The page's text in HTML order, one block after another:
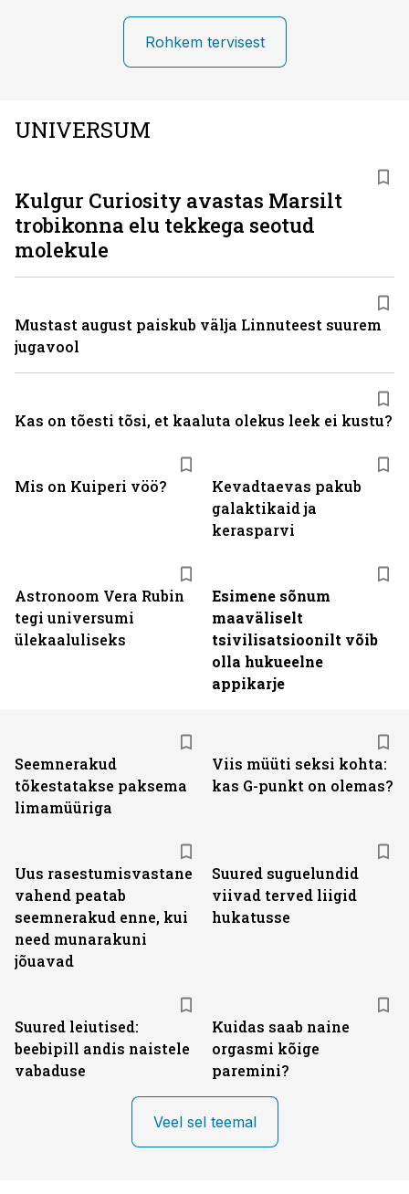
Rohkem tervisest
UNIVERSUM
Mis on Kuiperi vöö?
Kevadtaevas pakub
galaktikaid ja
kerasparvi
Astronoom Vera Rubin
tegi universumi
ülekaaluliseks
Esimene sõnum
maaväliselt
tsivilisatsioonilt võib
olla hukueelne
appikarje
Kulgur Curiosity avastas Marsilt
trobikonna elu tekkega seotud
molekule
Mustast august paiskub välja Linnuteest suurem
jugavool
Kas on tõesti tõsi, et kaaluta olekus leek ei kustu?
Seemnerakud
tõkestatakse paksema
limamüüriga
Viis müüti seksi kohta:
kas G-punkt on olemas?
Uus rasestumisvastane
vahend peatab
seemnerakud enne, kui
need munarakuni
jõuavad
Suured suguelundid
viivad terved liigid
hukatusse
Suured leiutised:
beebipill andis naistele
vabaduse
Kuidas saab naine
orgasmi kõige
paremini?
Veel sel teemal